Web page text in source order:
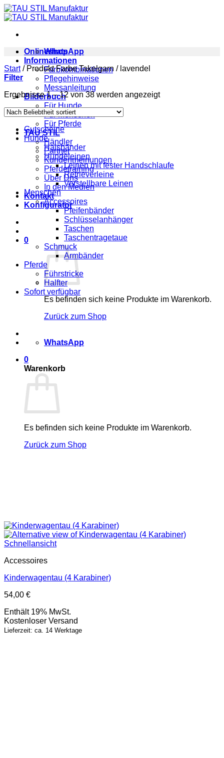
Zum
Inhalt
Onlineshop
Informationen
Farbkombinationen
Pflegehinweise
Messanleitung
Bilderbuch
Für Hunde
Für Menschen
Für Pferde
TAU STIL
Händler
Partner
Kundenmeinungen
Pferdetraining
Über Uns
In den Medien
Kontakt
Konfigurator
0
Es befinden sich keine Produkte im Warenkorb.
Zurück zum Shop
WhatsApp
0
Warenkorb
Es befinden sich keine Produkte im Warenkorb.
Zurück zum Shop
WhatsApp
Start /Produkt Farbe Takelgarn /lavendel
Filter
Ergebnisse 1 – 12 von 38 werden angezeigtNach
Gutscheine
Hunde
Halsbänder
Hundeleinen
Leinen mit fester Handschlaufe
Retrieverleine
Verstellbare Leinen
Menschen
Accessoires
Pfeifenbänder
Schlüsselanhänger
Taschen
Taschentragetaue
Schmuck
Armbänder
Pferde
Führstricke
Halfter
Sofort verfügbar
Schnellansicht
Accessoires
Kinderwagentau (4 Karabiner)
54,00 €
Enthält 19% MwSt.
Kostenloser Versand
Lieferzeit: ca. 14 Werktage